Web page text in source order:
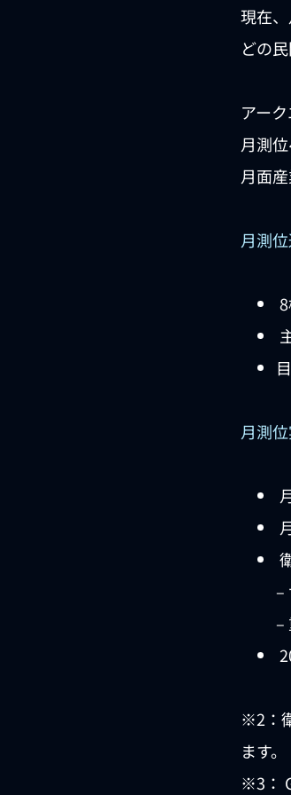
現在
どの
アー
月測
月面
月測
月測
–
–
※2：
ます。
※3：